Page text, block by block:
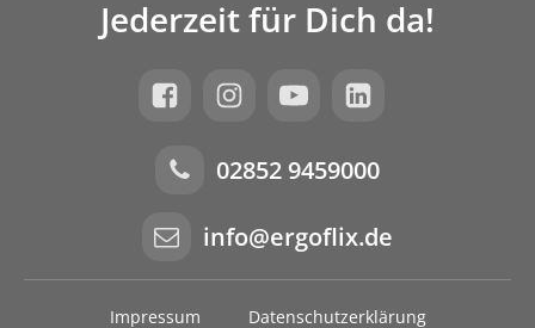
Jederzeit für Dich da!
02852 9459000
info@ergoflix.de
Impressum Datenschutzerklärung